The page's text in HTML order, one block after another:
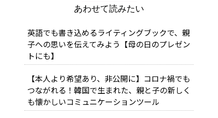
あわせて読みたい
英語でも書き込めるライティングブックで、親
子への思いを伝えてみよう【母の日のプレゼン
トにも】
【本人より希望あり、非公開に】コロナ禍でも
つながれる！韓国で生まれた、親と子の新しく
も懐かしいコミュニケーションツール